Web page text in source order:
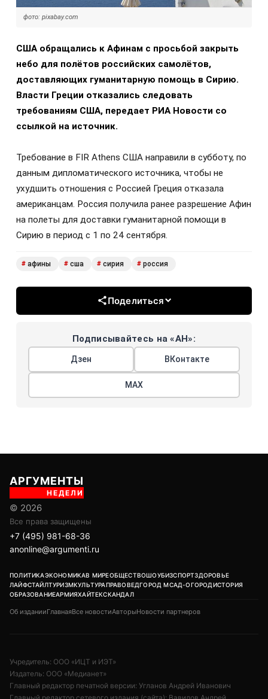
фото: pixabay.com
США обращались к Афинам с просьбой закрыть
небо для полётов российских самолётов,
доставляющих гуманитарную помощь в Сирию.
Власти Греции отказались следовать
требованиям США, передает РИА Новости со
ссылкой на источник.
Требование в FIR Athens США направили в субботу, по
данным дипломатического источника, чтобы не
ухудшить отношения с Россией Греция отказала
американцам. Россия получила ранее разрешение Афин
на полеты для доставки гуманитарной помощи в
Сирию в период с 1 по 24 сентября.
# афины # сша # сирия # россия
Поделиться
Подписывайтесь на «АН»:
Дзен ВКонтакте
МАХ
АРГУМЕНТЫ
НЕДЕЛИ
© 2026
Все права защищены
+7 (495) 981-68-36
anonline@argumenti.ru
ПОЛИТИКАЭКОНОМИКАВ МИРЕОБЩЕСТВОШОУБИЗСПОРТЗДОРОВЬЕ
ЛАЙФСТАЙЛТУРИЗМКУЛЬТУРАПРАВОВЕДГОРОД МСАД-ОГОРОДИСТОРИЯ
ОБРАЗОВАНИЕАРМИЯХАЙТЕКСКАНДАЛ
Об изданииГлавнаяВсе новостиАвторыНовости партнеров
Учредитель: ООО «ИЦТ и ИЭТ»
Издатель: ООО «Медианет»
Главный редактор печатной версии: Угланов Андрей Иванович